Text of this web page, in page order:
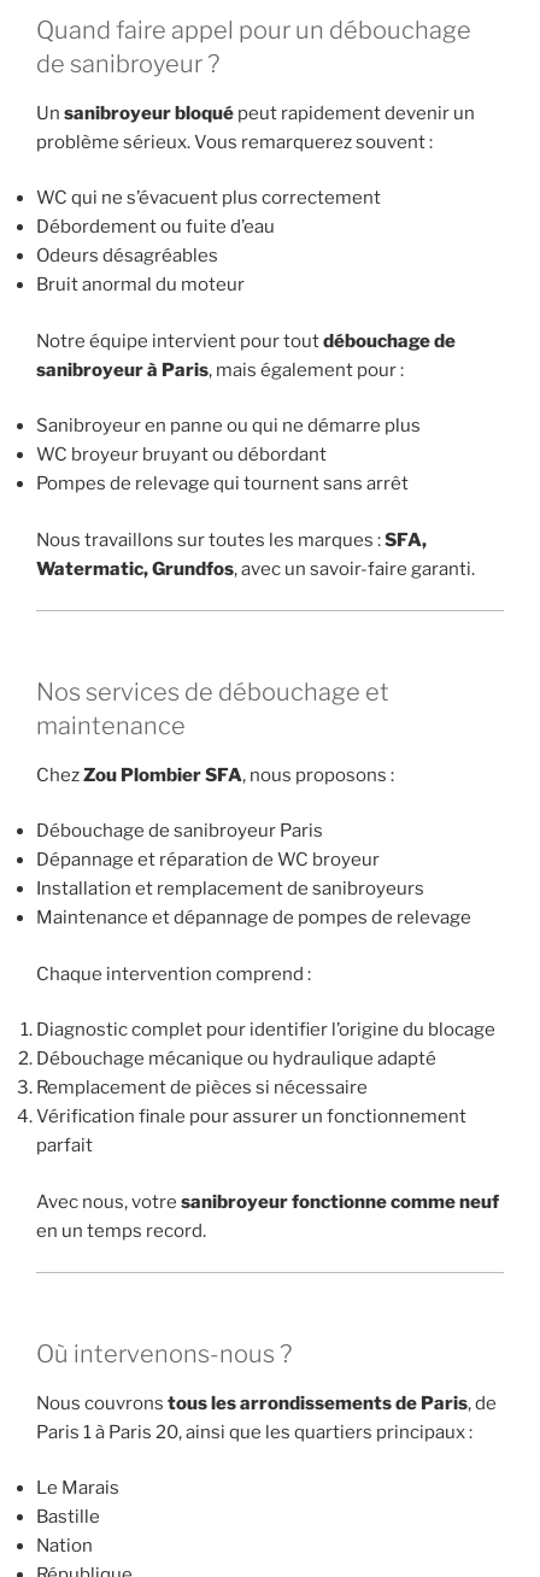
Quand faire appel pour un débouchage
de sanibroyeur ?
Un sanibroyeur bloqué peut rapidement devenir un
problème sérieux. Vous remarquerez souvent :
WC qui ne s’évacuent plus correctement
Débordement ou fuite d’eau
Odeurs désagréables
Bruit anormal du moteur
Notre équipe intervient pour toutdébouchage de
sanibroyeur à Paris, mais également pour :
Sanibroyeur en panne ou qui ne démarre plus
WC broyeur bruyant ou débordant
Pompes de relevage qui tournent sans arrêt
Nous travaillons sur toutes les marques :SFA,
Watermatic, Grundfos, avec un savoir-faire garanti.
Nos services de débouchage et
maintenance
ChezZou Plombier SFA, nous proposons :
Débouchage de sanibroyeur Paris
Dépannage et réparation de WC broyeur
Installation et remplacement de sanibroyeurs
Maintenance et dépannage de pompes de relevage
Chaque intervention comprend :
Diagnostic complet pour identifier l’origine du blocage
Débouchage mécanique ou hydraulique adapté
Remplacement de pièces si nécessaire
Vérification finale pour assurer un fonctionnement
parfait
Avec nous, votre sanibroyeur fonctionne comme neuf
en un temps record.
Où intervenons-nous ?
Nous couvrons tous les arrondissements de Paris, de
Paris 1 à Paris 20, ainsi que les quartiers principaux :
Le Marais
Bastille
Nation